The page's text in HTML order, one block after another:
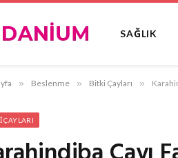
SAĞLIK
» Beslenme » Bitki Çayları »
ÇAYLARI